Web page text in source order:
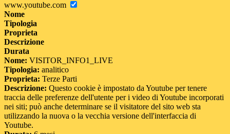
www.youtube.com
Nome
Tipologia
Proprieta
Descrizione
Durata
Nome: VISITOR_INFO1_LIVE
Tipologia: analitico
Proprieta: Terze Parti
Descrizione: Questo cookie è impostato da Youtube per tenere
traccia delle preferenze dell'utente per i video di Youtube incorporati
nei siti; può anche determinare se il visitatore del sito web sta
utilizzando la nuova o la vecchia versione dell'interfaccia di
Youtube.